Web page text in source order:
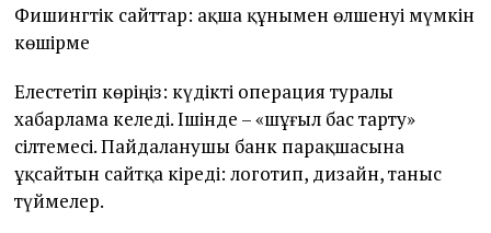
Фишингтік сайттар: ақша құнымен өлшенуі мүмкін
көшірме
Елестетіп көріңіз: күдікті операция туралы
хабарлама келеді. Ішінде – «шұғыл бас тарту»
сілтемесі. Пайдаланушы банк парақшасына
ұқсайтын сайтқа кіреді: логотип, дизайн, таныс
түймелер.